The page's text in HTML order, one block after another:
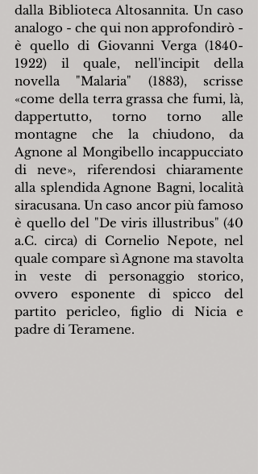
dalla Biblioteca Altosannita. Un caso
analogo - che qui non approfondirò -
è quello di Giovanni Verga (1840-
1922) il quale, nell'incipit della
novella "Malaria" (1883), scrisse
«come della terra grassa che fumi, là,
dappertutto, torno torno alle
montagne che la chiudono, da
Agnone al Mongibello incappucciato
di neve», riferendosi chiaramente
alla splendida Agnone Bagni, località
siracusana. Un caso ancor più famoso
è quello del "De viris illustribus" (40
a.C. circa) di Cornelio Nepote, nel
quale compare sì Agnone ma stavolta
in veste di personaggio storico,
ovvero esponente di spicco del
partito pericleo, figlio di Nicia e
padre di Teramene.